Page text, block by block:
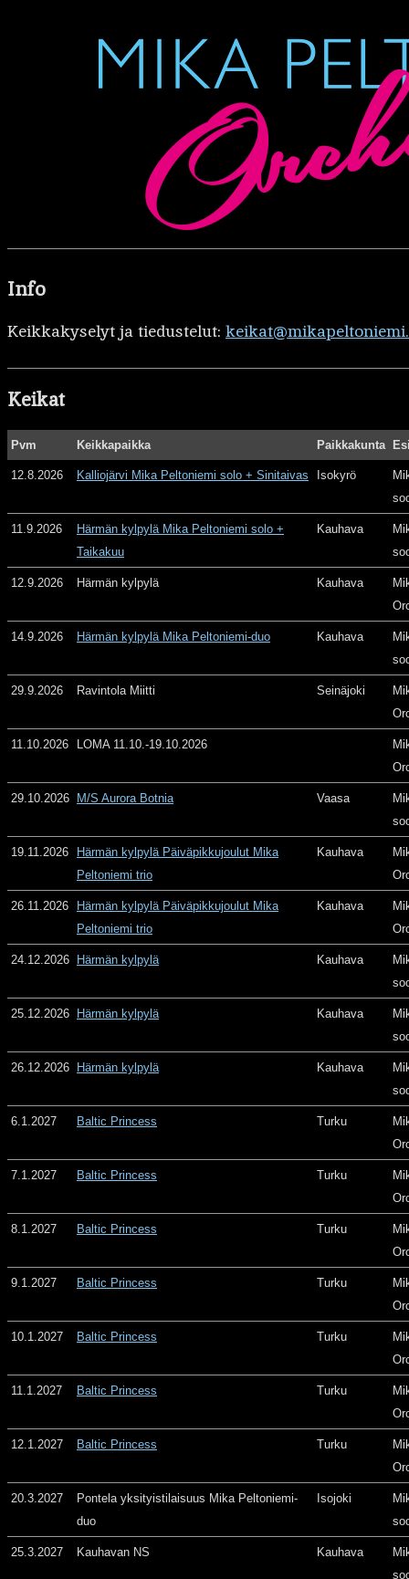
Info
Keikkakyselyt ja tiedustelut:
Keikat
Pvm Keikkapaikka Paikkakunta
12.8.2026 Kalliojärvi Mika Peltoniemi solo + Sinitaivas Isokyrö
11.9.2026
Härmän kylpylä Mika Peltoniemi solo +
Taikakuu
Kauhava
12.9.2026 Härmän kylpylä Kauhava
14.9.2026 Härmän kylpylä Mika Peltoniemi-duo Kauhava
29.9.2026 Ravintola Miitti Seinäjoki
11.10.2026 LOMA 11.10.-19.10.2026
29.10.2026 M/S Aurora Botnia Vaasa
19.11.2026
Härmän kylpylä Päiväpikkujoulut Mika
Peltoniemi trio
Kauhava
26.11.2026
Härmän kylpylä Päiväpikkujoulut Mika
Peltoniemi trio
Kauhava
24.12.2026 Härmän kylpylä Kauhava
25.12.2026 Härmän kylpylä Kauhava
26.12.2026 Härmän kylpylä Kauhava
6.1.2027 Baltic Princess Turku
7.1.2027 Baltic Princess Turku
8.1.2027 Baltic Princess Turku
9.1.2027 Baltic Princess Turku
10.1.2027 Baltic Princess Turku
11.1.2027 Baltic Princess Turku
12.1.2027 Baltic Princess Turku
20.3.2027
Pontela yksityistilaisuus Mika Peltoniemi-
duo
Isojoki
25.3.2027 Kauhavan NS Kauhava